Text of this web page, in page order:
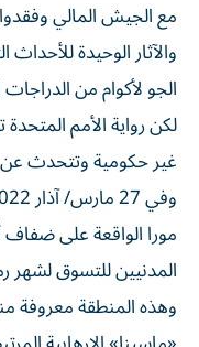
مع الجيش المالي
والآثار الوحيدة
الجو لأكوام من الدراجات
لكن رواية الأمم
غير حكومية وتتحدث عن
مورا الواقعة على
المدنيين للتسوق
وهذه المنطقة معروفة